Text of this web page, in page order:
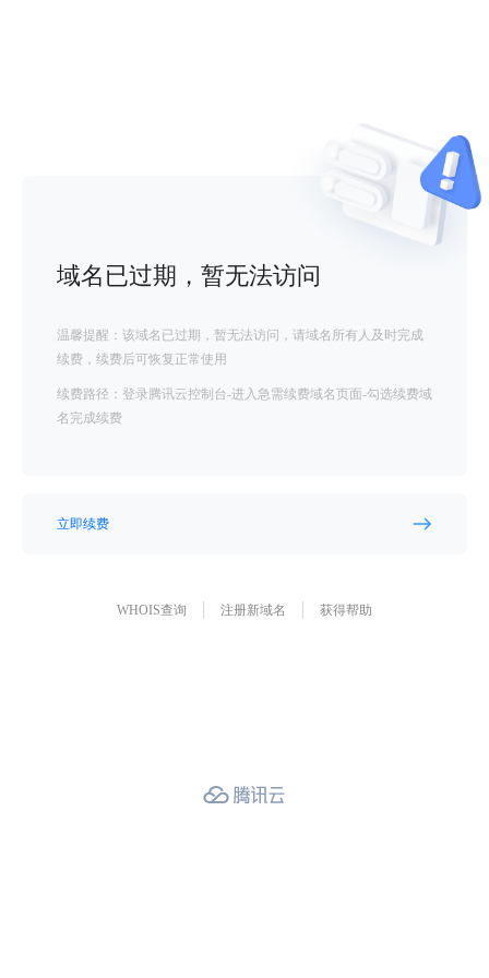
域名已过期，暂无法访问
温馨提醒：该域名已过期，暂无法访问，请域名所有人及时完成
续费，续费后可恢复正常使用
续费路径：登录腾讯云控制台-进入急需续费域名页面-勾选续费域
名完成续费
立即续费
WHOIS查询 注册新域名 获得帮助